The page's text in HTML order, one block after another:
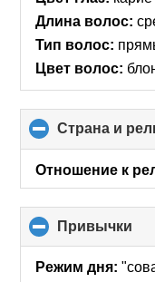
Длина волос:
Тип волос:
Цвет волос:
Страна и
Отношение к
Привычки
to
Режим дня: